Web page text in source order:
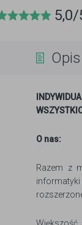
5,0/
O nas:
Razem z